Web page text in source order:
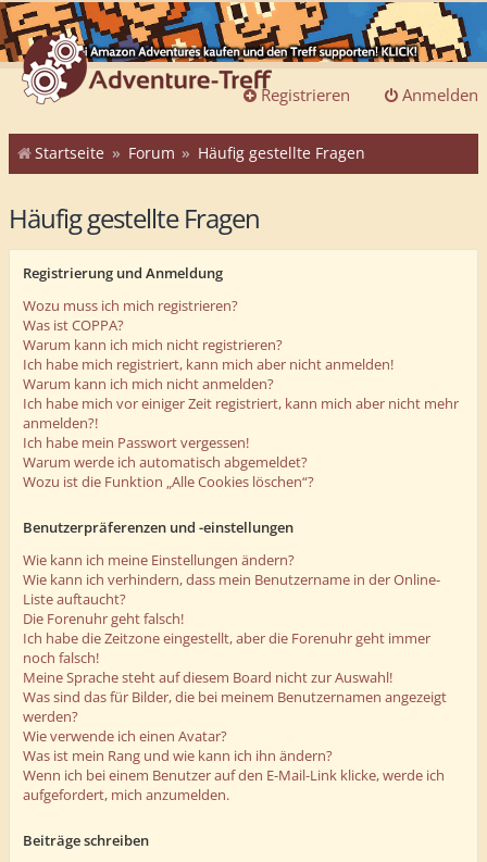
Anmelden
Registrieren
Startseite Forum Häufig gestellte Fragen
Häufig gestellte Fragen
Registrierung und Anmeldung
Wozu muss ich mich registrieren?
Was ist COPPA?
Warum kann ich mich nicht registrieren?
Ich habe mich registriert, kann mich aber nicht anmelden!
Warum kann ich mich nicht anmelden?
Ich habe mich vor einiger Zeit registriert, kann mich aber nicht mehr
anmelden?!
Ich habe mein Passwort vergessen!
Warum werde ich automatisch abgemeldet?
Wozu ist die Funktion „Alle Cookies löschen“?
Benutzerpräferenzen und -einstellungen
Wie kann ich meine Einstellungen ändern?
Wie kann ich verhindern, dass mein Benutzername in der Online-
Liste auftaucht?
Die Forenuhr geht falsch!
Ich habe die Zeitzone eingestellt, aber die Forenuhr geht immer
noch falsch!
Meine Sprache steht auf diesem Board nicht zur Auswahl!
Was sind das für Bilder, die bei meinem Benutzernamen angezeigt
werden?
Wie verwende ich einen Avatar?
Was ist mein Rang und wie kann ich ihn ändern?
Wenn ich bei einem Benutzer auf den E-Mail-Link klicke, werde ich
aufgefordert, mich anzumelden.
Beiträge schreiben